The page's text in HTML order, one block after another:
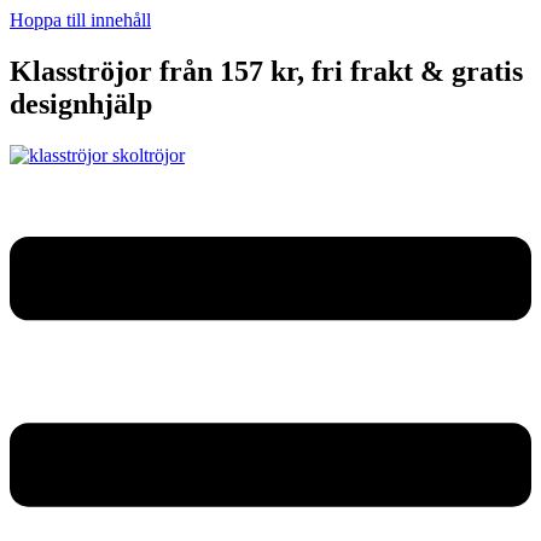
Hoppa till innehåll
Klasströjor från 157 kr, fri frakt & gratis
designhjälp